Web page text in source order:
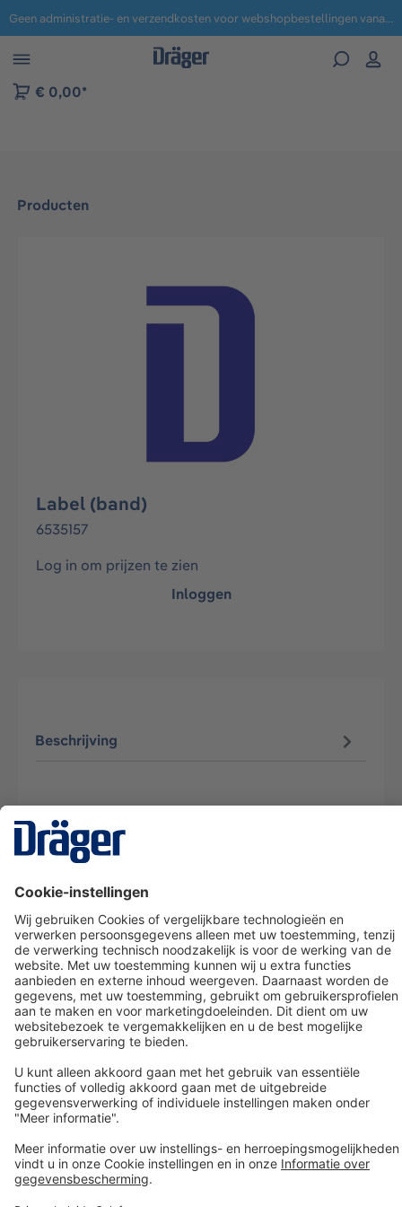
naar navigatie B2B-platform Geen administratie- en verzendkosten voor webshopbestellingen vanaf € 100,-.
€ 0,00*
Producten
Afbeeldingengalerij overslaan
Label (band)
6535157
Log in om prijzen te zien
Inloggen
Beschrijving
Dräger klantenservice
Over Dräger
Bestellen in onze webshop
Community